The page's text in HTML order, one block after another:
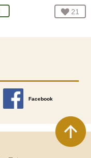
お気
21
Facebook
別のウィンドウで開きます